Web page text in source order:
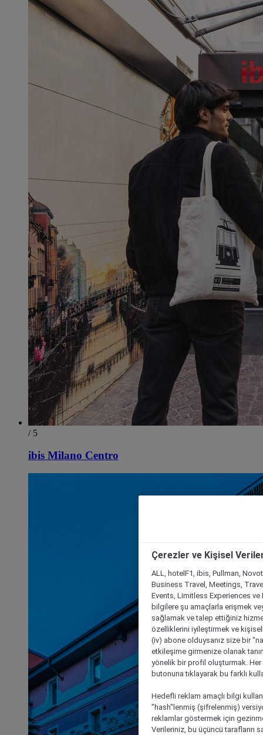
/ 5
ibis Milano Centro
Çerezler ve Kişisel
ALL, hotelF1, ibis, Pullman,
Business Travel, Meetings,
Events, Limitless Experiences
bilgilere şu amaçlarla erişmek
sağlamak ve talep ettiğiniz
özelliklerini iyileştirmek ve
(iv) abone olduysanız size bir
etkileşime girmenize olanak
yönelik bir profil oluşturmak.
butonuna tıklayarak bu farklı
Hedefli reklam amaçlı bilgi
"hash"lenmiş (şifrelenmiş)
reklamlar göstermek için
Verileriniz, bu üçüncü tarafların